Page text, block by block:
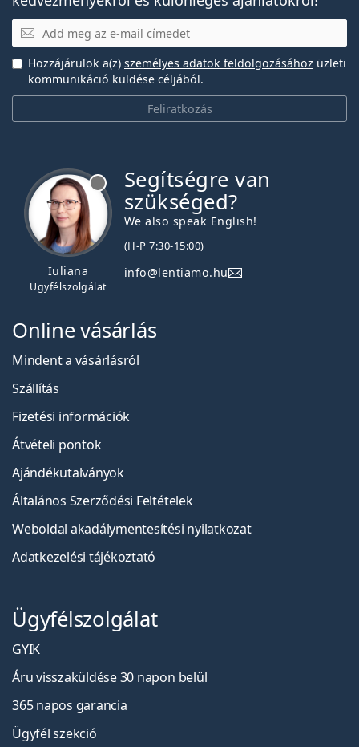
E-mail
Feliratkozás
Hozzájárulok a(z) személyes adatok feldolgozásához üzleti
kommunikáció küldése céljából.
Iuliana
Ügyfélszolgálat
Segítségre van
szükséged?
We also speak English!
(H-P 7:30-15:00)
info@lentiamo.hu
Online vásárlás
Mindent a vásárlásról
Szállítás
Fizetési információk
Átvételi pontok
Ajándékutalványok
Általános Szerződési Feltételek
Weboldal akadálymentesítési nyilatkozat
Adatkezelési tájékoztató
Ügyfélszolgálat
GYIK
Áru visszaküldése 30 napon belül
365 napos garancia
Ügyfél szekció